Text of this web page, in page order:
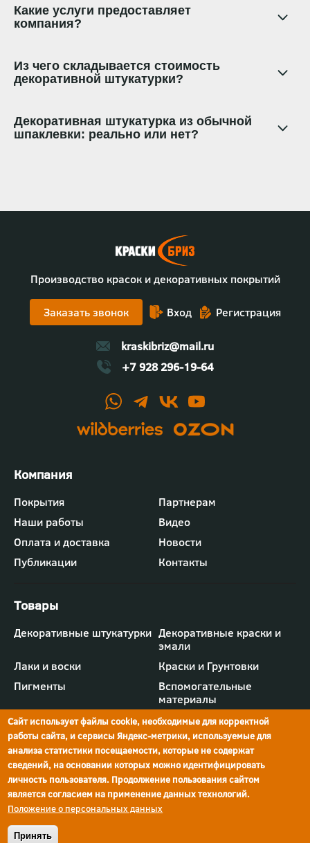
Какие услуги предоставляет
компания?
Из чего складывается стоимость
декоративной штукатурки?
Декоративная штукатурка из обычной
шпаклевки: реально или нет?
Производство красок и декоративных покрытий
Заказать звонок Вход Регистрация
kraskibriz@mail.ru
+7 928 296-19-64
г.Ростов-на-Дону,
ул.Мечникова, д.134
просп. Шолохова, 211/4,
Ростов-на-Дону
Футер
-
меню
"Компания"
Покрытия
Партнерам
Наши работы
Видео
Оплата и доставка
Новости
Публикации
Контакты
Футер
-
меню
"Товары"
Декоративные штукатурки Декоративные краски и
эмали
Лаки и воски
Краски и Грунтовки
Пигменты
Вспомогательные
материалы
Политика конфиденциальности
Реквизиты компании
Сайт использует файлы cookie, необходимые для корректной
работы сайта, и сервисы Яндекс-метрики, используемые для
анализа статистики посещаемости, которые не содержат
сведений, на основании которых можно идентифицировать
личность пользователя. Продолжение пользования сайтом
является согласием на применение данных технологий.
Положение о персональных данных
Принять